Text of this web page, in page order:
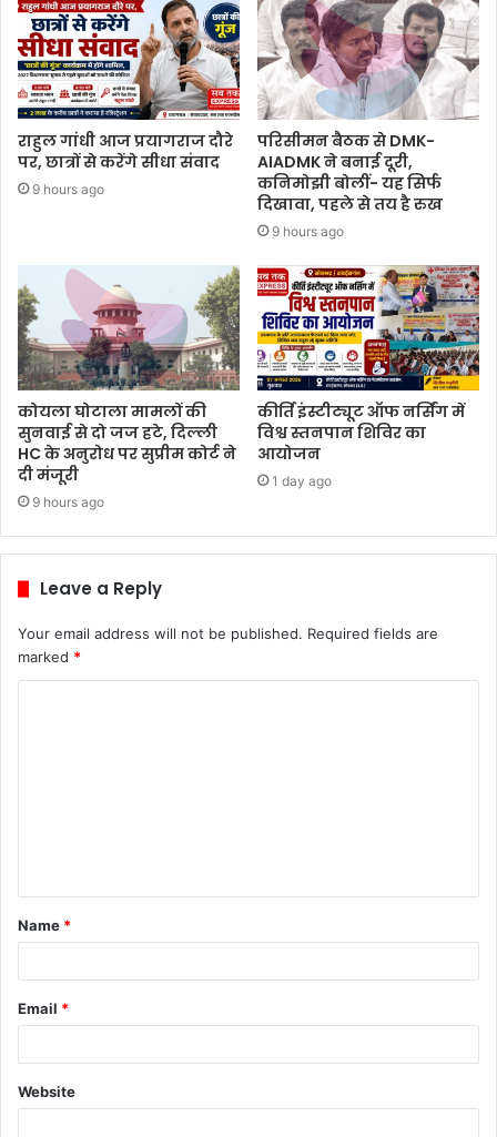
राहुल गांधी आज प्रयागराज दौरे
पर, छात्रों से करेंगे सीधा संवाद
9 hours ago
परिसीमन बैठक से DMK-
AIADMK ने बनाई दूरी,
कनिमोझी बोलीं- यह सिर्फ
दिखावा, पहले से तय है रुख
9 hours ago
कोयला घोटाला मामलों की
सुनवाई से दो जज हटे, दिल्ली
HC के अनुरोध पर सुप्रीम कोर्ट ने
दी मंजूरी
9 hours ago
कीर्ति इंस्टीट्यूट ऑफ नर्सिंग में
विश्व स्तनपान शिविर का
आयोजन
1 day ago
Leave a Reply
Your email address will not be published. Required fields are
marked *
t
*
Name *
Email *
Website